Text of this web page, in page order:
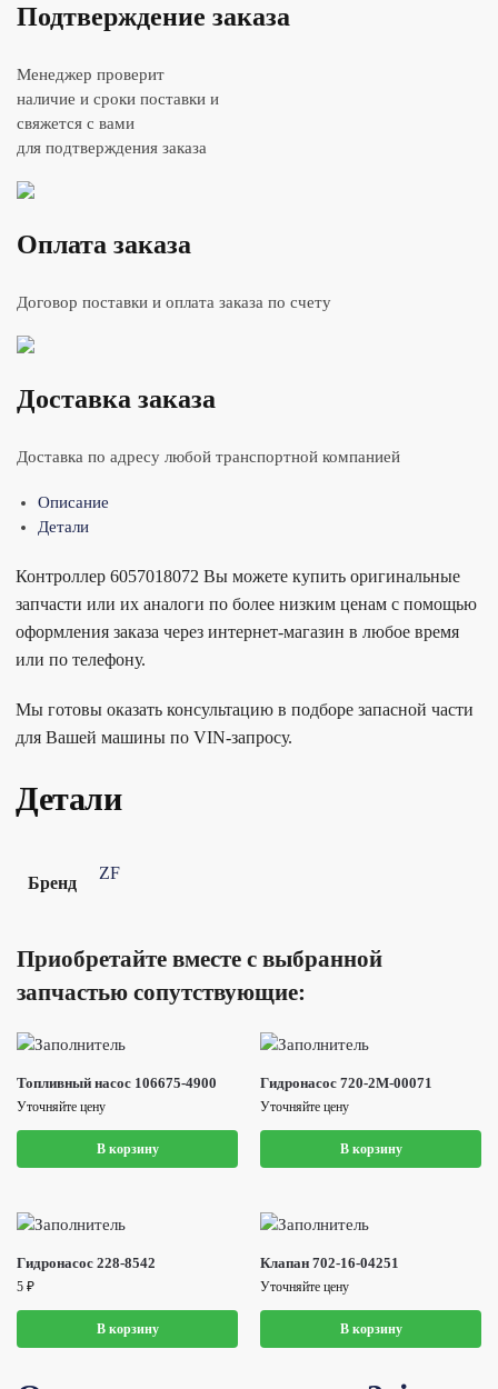
Подтверждение заказа
Менеджер проверит
наличие и сроки поставки и
свяжется с вами
для подтверждения заказа
Оплата заказа
Договор поставки и оплата заказа по счету
Доставка заказа
Доставка по адресу любой транспортной компанией
Описание
Детали
Контроллер 6057018072 Вы можете купить оригинальные
запчасти или их аналоги по более низким ценам с помощью
оформления заказа через интернет-магазин в любое время
или по телефону.
Мы готовы оказать консультацию в подборе запасной части
для Вашей машины по VIN-запросу.
Детали
Бренд
ZF
Приобретайте вместе с выбранной
запчастью сопутствующие:
Топливный насос 106675-4900
Уточняйте цену
В корзину
Гидронасос 720-2M-00071
Уточняйте цену
В корзину
Гидронасос 228-8542
5 ₽
В корзину
Клапан 702-16-04251
Уточняйте цену
В корзину